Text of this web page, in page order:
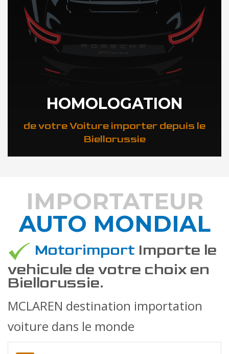
HOMOLOGATION
de votre Voiture importer depuis le
Biellorussie
DÉCOUVREZ COMMENT
IMPORTATEUR
AUTO MONDIAL
Motorimport Importe le
vehicule de votre choix en
Biellorussie.
MCLAREN destination importation
voiture dans le monde